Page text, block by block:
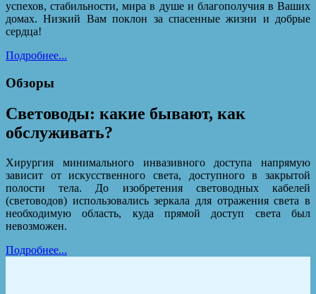
успехов, стабильности, мира в душе и благополучия в Ваших
домах. Низкий Вам поклон за спасенные жизни и добрые
сердца!
Подробнее...
Обзоры
Световоды: какие бывают, как
обслуживать?
Хирургия минимального инвазивного доступа напрямую
зависит от искусственного света, доступного в закрытой
полости тела. До изобретения световодных кабелей
(световодов) использовались зеркала для отражения света в
необходимую область, куда прямой доступ света был
невозможен.
Подробнее...